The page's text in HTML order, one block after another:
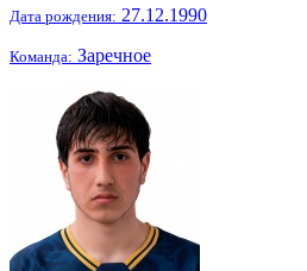
Дата рождения: 27.12.1990
Команда: Заречное